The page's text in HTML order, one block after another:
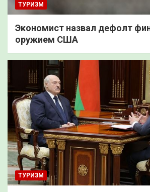
ТУРИЗМ
Экономист назвал дефолт
оружием США
ТУРИЗМ